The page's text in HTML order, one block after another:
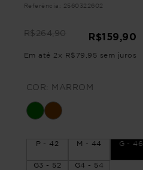
Referência : 2560322602
R$264,90 R$159,90
Em até 2 x R$ 79 95 sem juros
COR: MARROM
P - 42 M - 44 G - 46
G3 - 52 G4 - 54